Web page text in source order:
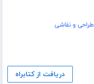
طراحی و نقاشی
دریافت از کتابراه